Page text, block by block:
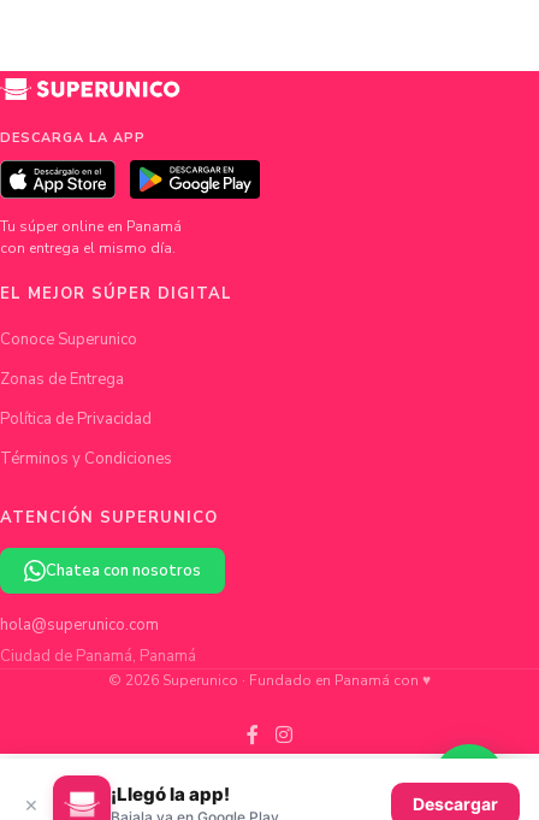
DESCARGA LA APP
Tu súper online en Panamá
con entrega el mismo día.
EL MEJOR SÚPER DIGITAL
Conoce Superunico
Zonas de Entrega
Política de Privacidad
Términos y Condiciones
ATENCIÓN SUPERUNICO
Chatea con nosotros
hola@superunico.com
Ciudad de Panamá, Panamá
© 2026 Superunico · Fundado en Panamá con ♥
× ¡Llegó la app!
Bajala ya en Google Play
Descargar